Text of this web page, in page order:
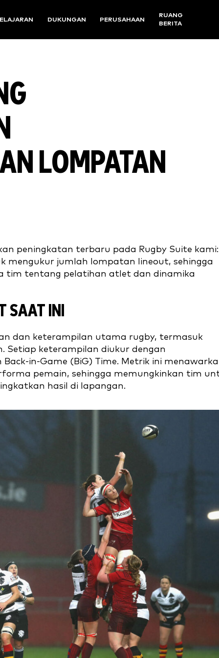
DUKUNGAN PERUSAHAAN
RUANG
BERITA
LOMPATAN
peningkatan terbaru pada Rugby Suite kami:
mengukur jumlah lompatan lineout, sehingga
tim tentang pelatihan atlet dan dinamika
SAAT INI
dan keterampilan utama rugby, termasuk
Setiap keterampilan diukur dengan
in-Game (BiG) Time. Metrik ini
pemain, sehingga memungkinkan tim
hasil di lapangan.